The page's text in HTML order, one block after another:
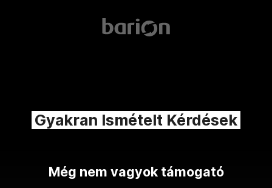
Gyakran Ismételt Kérdések
Még nem vagyok támogató